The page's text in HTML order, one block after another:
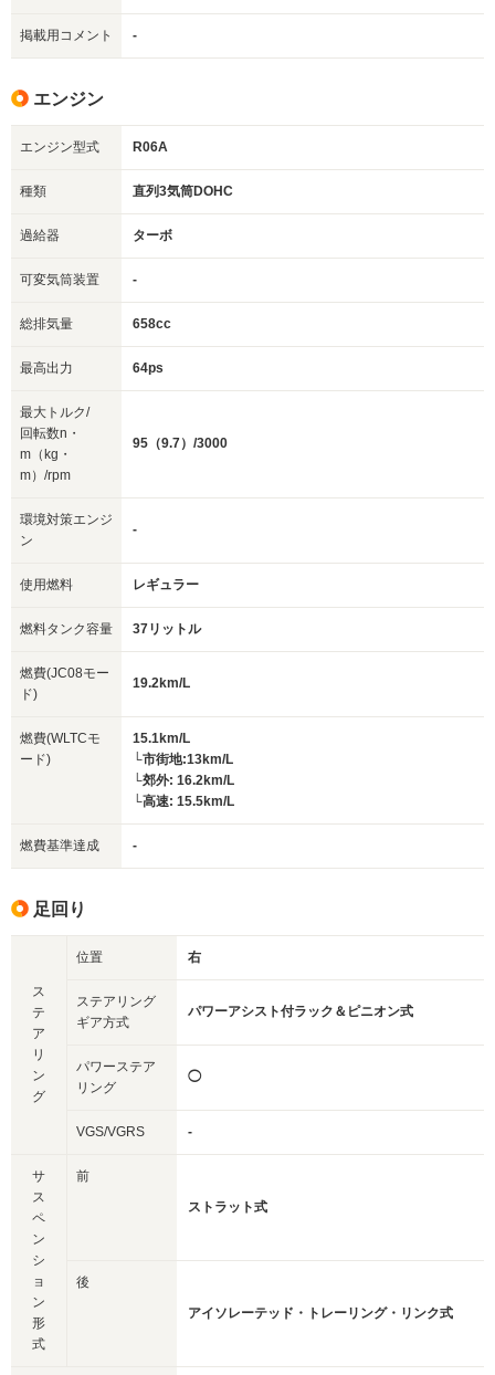
掲載用コメント -
エンジン
エンジン型式 R06A
種類 直列3気筒DOHC
過給器 ターボ
可変気筒装置 -
総排気量 658cc
最高出力 64ps
最大トルク/
回転数n・
m（kg・
m）/rpm
95（9.7）/3000
環境対策エンジ
ン
-
使用燃料 レギュラー
燃料タンク容量 37リットル
燃費(JC08モー
ド)
19.2km/L
燃費(WLTCモ
ード)
15.1km/L
└市街地:13km/L
└郊外: 16.2km/L
└高速: 15.5km/L
燃費基準達成 -
足回り
ス
テ
ア
リ
ン
グ
位置 右
ステアリング
ギア方式
パワーアシスト付ラック＆ピニオン式
パワーステア
リング
◯
VGS/VGRS -
サ
ス
ペ
ン
シ
ョ
ン
形
式
前
ストラット式
後
アイソレーテッド・トレーリング・リンク式